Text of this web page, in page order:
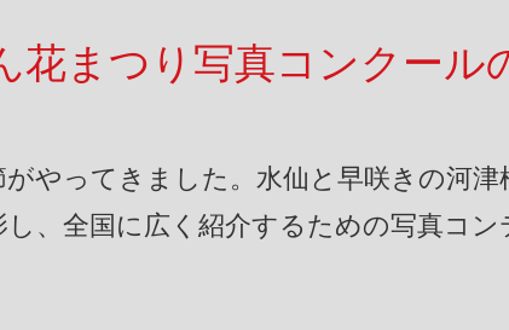
花まつり写真コンクール
やってきました。水仙と早咲きの河
、全国に広く紹介するための写真コ